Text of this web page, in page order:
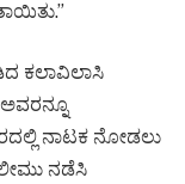
ಕಲಾವಿಲಾಸಿ
ನಾಟಕ ನೋಡಲು
ನಡೆಸಿ